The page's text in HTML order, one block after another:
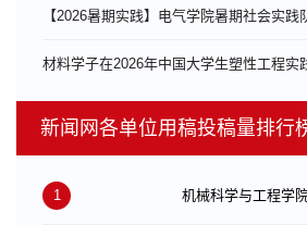
【2026暑期实践】电气学院暑期社会实
材料学子在2026年中国大学生塑性工程实
新闻网各单位用稿投稿量排行
1 机械科学与工程学